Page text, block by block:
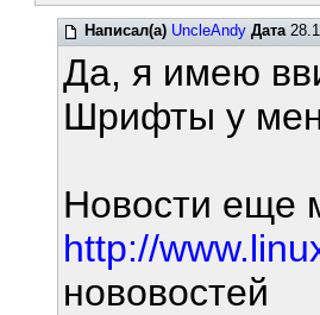
Написал(а) UncleAndy Дата
Да, я имею
Шрифты у
Новости еще
http://
нововостей